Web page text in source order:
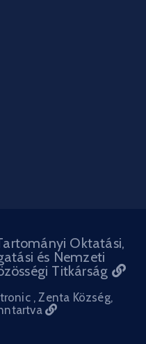
Oktatási,
és Nemzeti
Titkárság
, Zenta Község,